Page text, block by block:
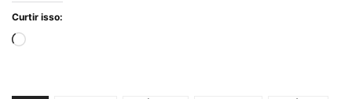
Curtir isso:
Carregando...